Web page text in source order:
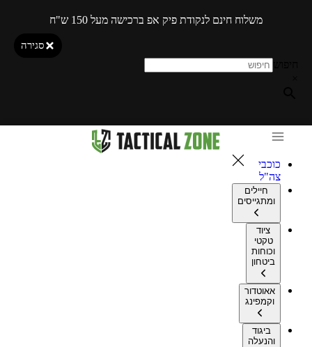
משלוח חינם לנקודת פיק אפ ברכישה מעל 150 ש"ח
סגירה
כוכבי
צה"ל
חיילים
ומתגייסים
ציוד
טקטי
וכוחות
ביטחון
אאוטדור
וקמפינג
ביגוד
והנעלה